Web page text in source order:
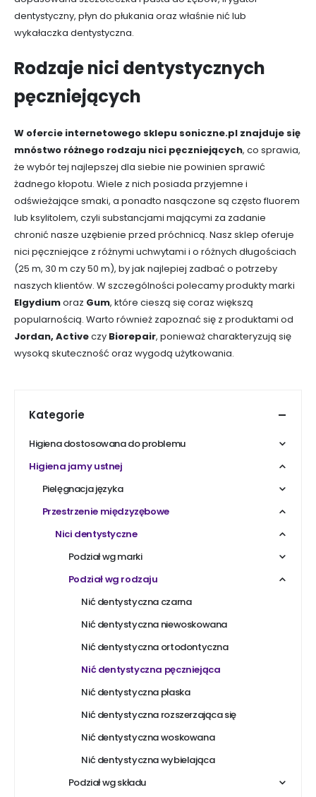
dentystyczny, płyn do płukania oraz właśnie nić lub
wykałaczka dentystyczna.
Rodzaje nici dentystycznych
pęczniejących
W ofercie internetowego sklepu soniczne.pl znajduje się
mnóstwo różnego rodzaju nici pęczniejących, co sprawia,
że wybór tej najlepszej dla siebie nie powinien sprawić
żadnego kłopotu. Wiele z nich posiada przyjemne i
odświeżające smaki, a ponadto nasączone są często fluorem
lub ksylitolem, czyli substancjami mającymi za zadanie
chronić nasze uzębienie przed próchnicą. Nasz sklep oferuje
nici pęczniejące z różnymi uchwytami i o różnych długościach
(25 m, 30 m czy 50 m), by jak najlepiej zadbać o potrzeby
naszych klientów. W szczególności polecamy produkty marki
Elgydiumoraz Gum, które cieszą się coraz większą
popularnością. Warto również zapoznać się z produktami od
Jordan, Activeczy Biorepair, ponieważ charakteryzują się
wysoką skuteczność oraz wygodą użytkowania.
Kategorie
Higiena dostosowana do problemu
Higiena jamy ustnej
Pielęgnacja języka
Przestrzenie międzyzębowe
Nici dentystyczne
Podział wg marki
Podział wg rodzaju
Nić dentystyczna czarna
Nić dentystyczna niewoskowana
Nić dentystyczna ortodontyczna
Nić dentystyczna pęczniejąca
Nić dentystyczna płaska
Nić dentystyczna rozszerzająca się
Nić dentystyczna woskowana
Nić dentystyczna wybielająca
Podział wg składu